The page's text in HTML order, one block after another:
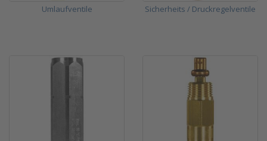
Umlaufventile Sicherheits / Druckregelventile